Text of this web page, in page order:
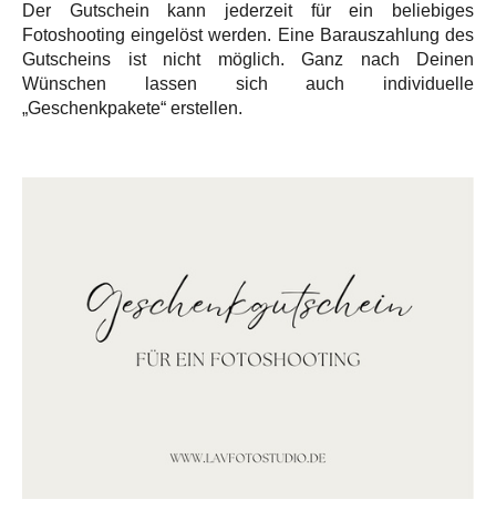
Der Gutschein kann jederzeit für ein beliebiges
Fotoshooting eingelöst werden. Eine Barauszahlung des
Gutscheins ist nicht möglich. Ganz nach Deinen
Wünschen lassen sich auch individuelle
„Geschenkpakete“ erstellen.